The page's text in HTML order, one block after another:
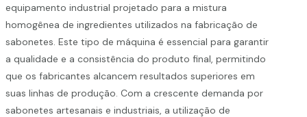
equipamento industrial projetado para a mistura
homogênea de ingredientes utilizados na fabricação de
sabonetes. Este tipo de máquina é essencial para garantir
a qualidade e a consistência do produto final, permitindo
que os fabricantes alcancem resultados superiores em
suas linhas de produção. Com a crescente demanda por
sabonetes artesanais e industriais, a utilização de